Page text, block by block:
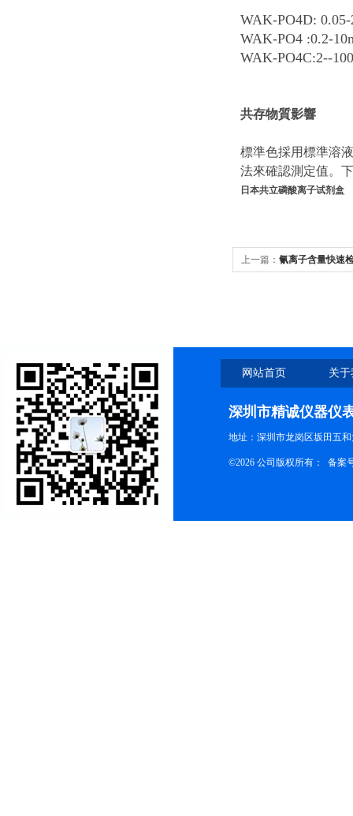
WAK-PO4D:
WAK-PO4 :0.2-
WAK-PO4C:2--
共存物質影響
標準色採用標準溶
法來確認測定值。
日本共立磷酸离子试剂盒
上一篇： 氰离子含量快速
网站首页 关
深圳市精诚仪器仪
地址：深圳市龙岗区坂田五
©2026 公司版权所有： 备案